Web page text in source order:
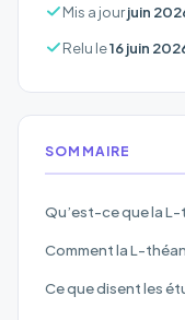
Mis a jourjuin
Relu le16 juin
SOMMAIRE
Qu’est-ce que la
Comment la L-
Ce que disent les